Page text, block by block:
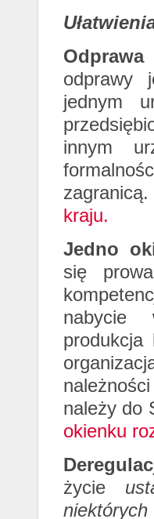
odprawy
jednym
innym
kraju.
Jedno
się
nabycie
produkcja
należy do
okienku
życie
niektórych